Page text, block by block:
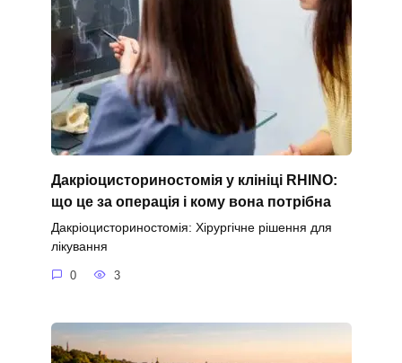
Дакріоцисториностомія у клініці RHINO:
що це за операція і кому вона потрібна
Дакріоцисториностомія: Хірургічне рішення для
лікування
0 3